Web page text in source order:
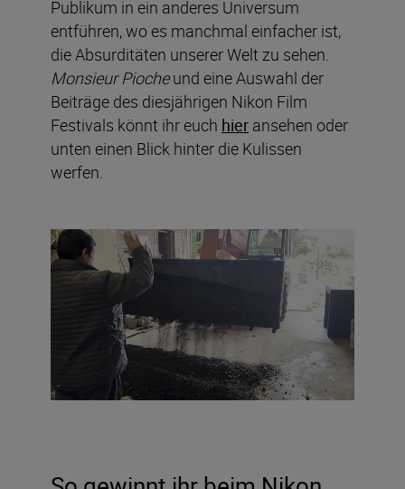
Publikum in ein anderes Universum
entführen, wo es manchmal einfacher ist,
die Absurditäten unserer Welt zu sehen.
Monsieur Piocheund eine Auswahl der
Beiträge des diesjährigen Nikon Film
Festivals könnt ihr euch hier ansehen oder
unten einen Blick hinter die Kulissen
werfen.